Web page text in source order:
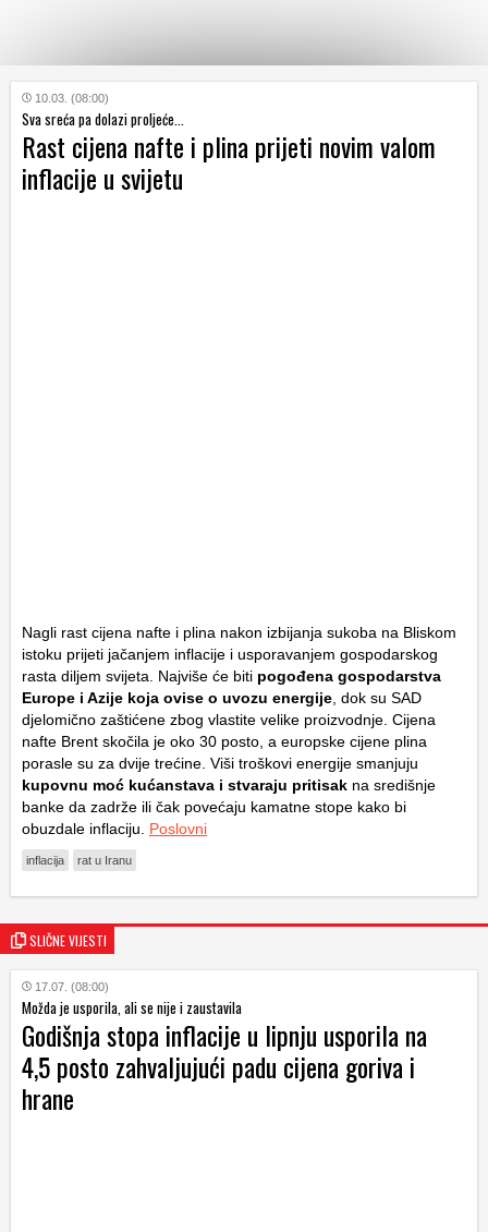
KATEGORIJE
HRVATSKI
WEB
10.03. (08:00)
Sva sreća pa dolazi proljeće...
Rast cijena nafte i plina prijeti novim valom
inflacije u svijetu
Nagli rast cijena nafte i plina nakon izbijanja sukoba na Bliskom
istoku prijeti jačanjem inflacije i usporavanjem gospodarskog
rasta diljem svijeta. Najviše će biti pogođena gospodarstva
Europe i Azije koja ovise o uvozu energije , dok su SAD
djelomično zaštićene zbog vlastite velike proizvodnje. Cijena
nafte Brent skočila je oko 30 posto, a europske cijene plina
porasle su za dvije trećine. Viši troškovi energije smanjuju
kupovnu moć kućanstava i stvaraju pritisak na središnje
banke da zadrže ili čak povećaju kamatne stope kako bi
obuzdale inflaciju. Poslovni
inflacija rat u Iranu
SLIČNE VIJESTI
17.07. (08:00)
Možda je usporila, ali se nije i zaustavila
Godišnja stopa inflacije u lipnju usporila na
4,5 posto zahvaljujući padu cijena goriva i
hrane